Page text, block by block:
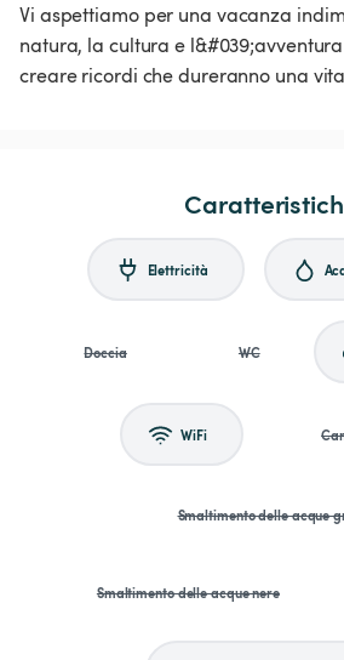
Vi aspettiamo per una vacanza
natura, la cultura e
creare ricordi che dureranno una
Elettricità
Doccia WC
WiFi
Smaltimento delle acque
Smaltimento delle acque nere